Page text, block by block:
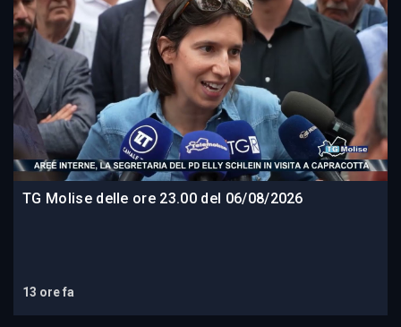
TG Molise delle ore 23.00 del 06/08/2026
13 ore fa